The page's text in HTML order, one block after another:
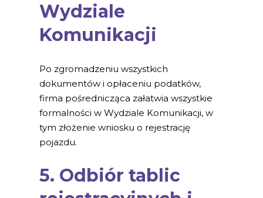
Wydziale
Komunikacji
Po zgromadzeniu wszystkich
dokumentów i opłaceniu podatków,
firma pośrednicząca załatwia wszystkie
formalności w Wydziale Komunikacji, w
tym złożenie wniosku o rejestrację
pojazdu.
5. Odbiór tablic